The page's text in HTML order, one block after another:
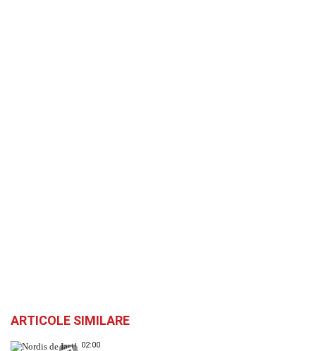
ARTICOLE SIMILARE
02:00